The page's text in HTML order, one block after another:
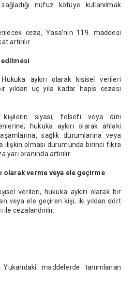
nüfuz kötüye kullanılmak
ceza, Yasa’nın 119. maddesi
artırılır.
aykırı olarak kişisel verileri
yıldan üç yıla kadar hapis cezası
kişilerin siyasi, felsefi veya dini
hukuka aykırı olarak ahlaki
sağlık durumlarına veya
ilişkin olması durumunda birinci fıkra
oranında artırılır.
olarak verme veya ele geçirme
verileri, hukuka aykırı olarak bir
veya ele geçiren kişi, iki yıldan dört
cezalandırılır.
maddelerde tanımlanan